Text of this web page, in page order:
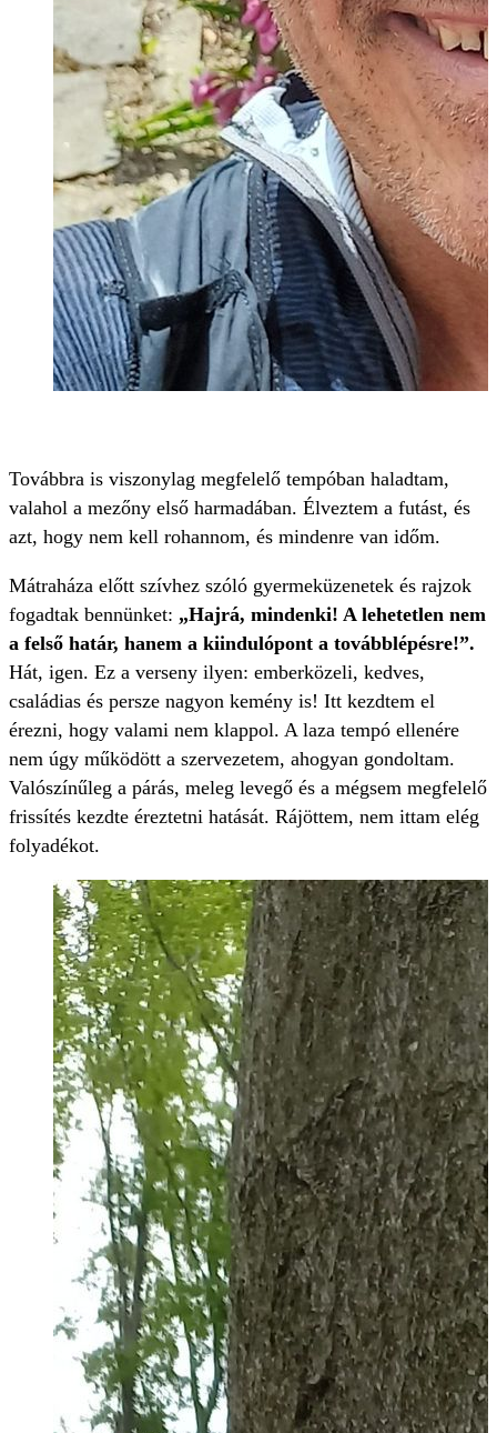
Továbbra is viszonylag megfelelő tempóban haladtam,
valahol a mezőny első harmadában. Élveztem a futást, és
azt, hogy nem kell rohannom, és mindenre van időm.
Mátraháza előtt szívhez szóló gyermeküzenetek és rajzok
fogadtak bennünket: „Hajrá, mindenki! A lehetetlen nem
a felső határ, hanem a kiindulópont a továbblépésre!”.
Hát, igen. Ez a verseny ilyen: emberközeli, kedves,
családias és persze nagyon kemény is! Itt kezdtem el
érezni, hogy valami nem klappol. A laza tempó ellenére
nem úgy működött a szervezetem, ahogyan gondoltam.
Valószínűleg a párás, meleg levegő és a mégsem megfelelő
frissítés kezdte éreztetni hatását. Rájöttem, nem ittam elég
folyadékot.